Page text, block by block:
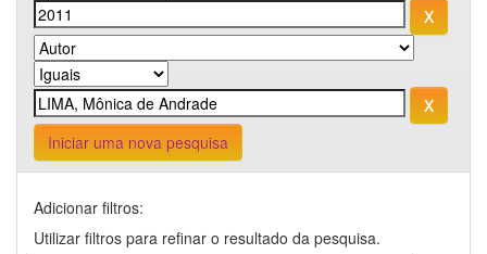
Iniciar uma nova pesquisa
Adicionar filtros:
Utilizar filtros para refinar o resultado da pesquisa.